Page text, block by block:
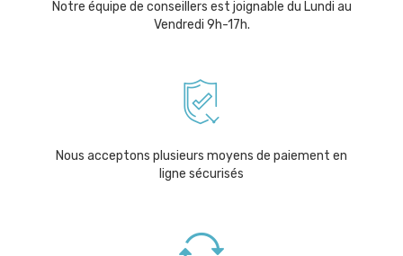
Notre équipe de conseillers est joignable du Lundi au
Vendredi 9h-17h.
Nous acceptons plusieurs moyens de paiement en
ligne sécurisés